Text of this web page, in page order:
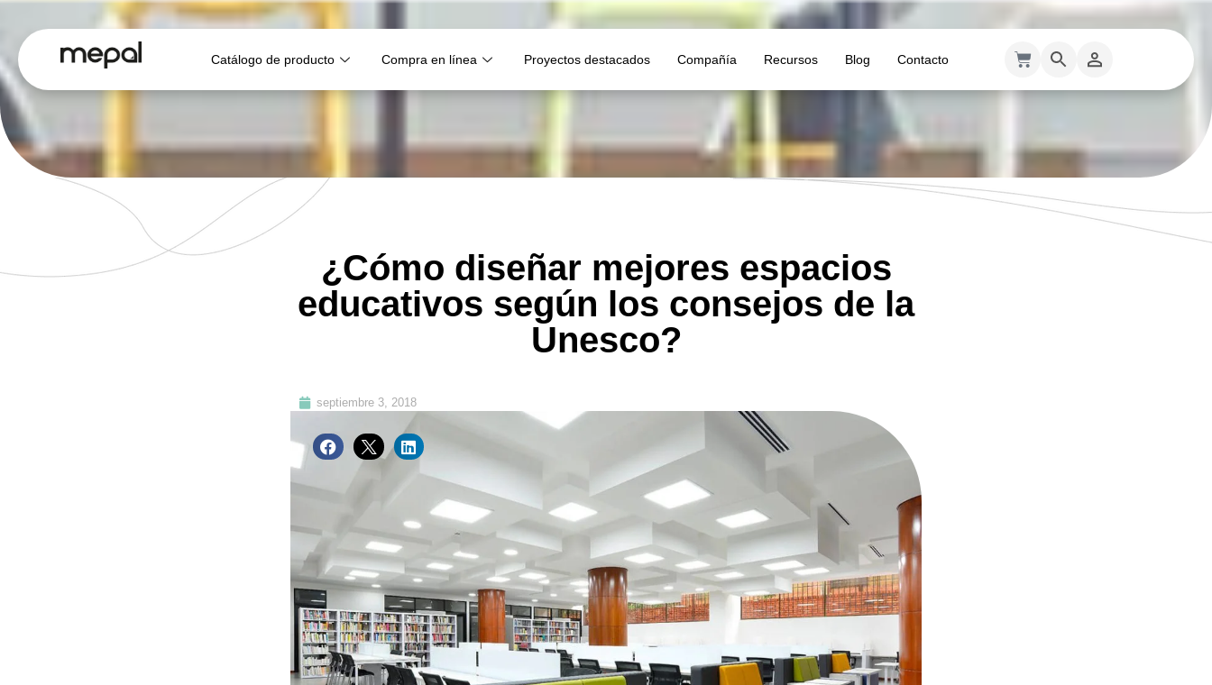
Catálogo de producto Compra en línea Proyectos destacados Compañía Recursos Blog Contacto
¿Cómo diseñar mejores espacios
educativos según los consejos de la
Unesco?
septiembre 3, 2018